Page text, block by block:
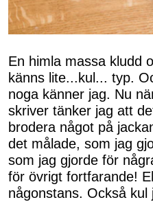
En himla massa kludd
känns lite...kul... typ.
noga känner jag. Nu
skriver tänker jag att
brodera något på
det målade, som jag
som jag gjorde för
för övrigt fortfarande!
någonstans. Också kul